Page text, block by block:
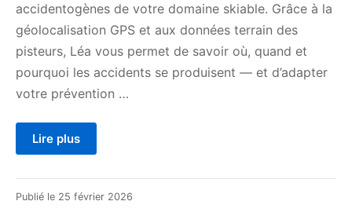
accidentogènes de votre domaine skiable. Grâce à la
géolocalisation GPS et aux données terrain des
pisteurs, Léa vous permet de savoir où, quand et
pourquoi les accidents se produisent — et d’adapter
votre prévention …
Lire plus
Publié le 25 février 2026